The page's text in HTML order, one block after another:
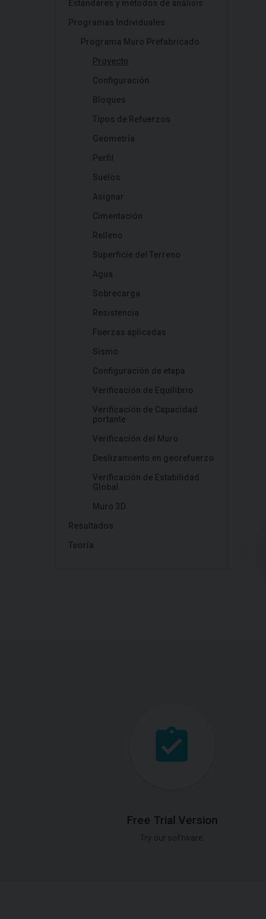
Estándares y métodos de análisis
Programas Individuales
Programa Muro Prefabricado
Proyecto
Configuración
Bloques
Tipos de Refuerzos
Geometría
Perfil
Suelos
Asignar
Cimentación
Relleno
Superficie del Terreno
Agua
Sobrecarga
Resistencia
Fuerzas aplicadas
Sismo
Configuración de etapa
Verificación de Equilibrio
Verificación de Capacidad
portante
Verificación del Muro
Deslizamiento en georefuerzo
Verificación de Estabilidad
Global
Muro 3D
Resultados
Teoría
Free Trial Version